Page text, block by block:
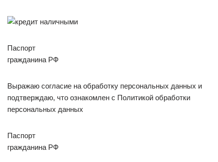
Паспорт
гражданина РФ
Выражаю согласие на обработку персональных данных и
подтверждаю, что ознакомлен с Политикой обработки
персональных данных
Паспорт
гражданина РФ